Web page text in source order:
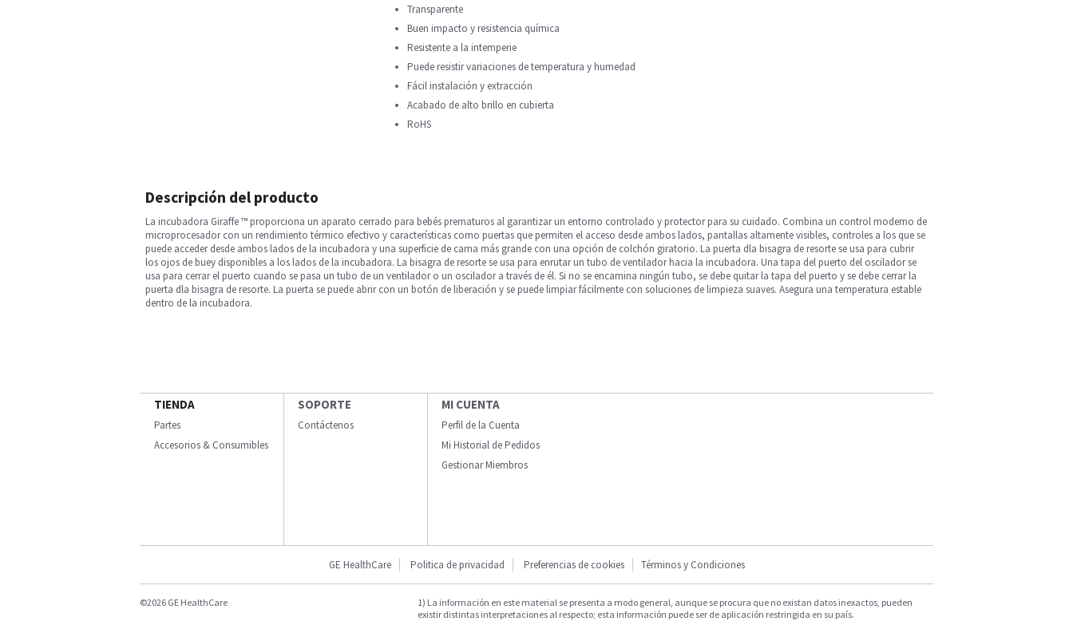
Transparente
Buen impacto y resistencia química
Resistente a la intemperie
Puede resistir variaciones de temperatura y humedad
Fácil instalación y extracción
Acabado de alto brillo en cubierta
RoHS
Descripción del producto
La incubadora Giraffe ™ proporciona un aparato cerrado para bebés prematuros al garantizar un entorno controlado y protector para su cuidado. Combina un control moderno de
microprocesador con un rendimiento térmico efectivo y características como puertas que permiten el acceso desde ambos lados, pantallas altamente visibles, controles a los que se
puede acceder desde ambos lados de la incubadora y una superficie de cama más grande con una opción de colchón giratorio. La puerta dla bisagra de resorte se usa para cubrir
los ojos de buey disponibles a los lados de la incubadora. La bisagra de resorte se usa para enrutar un tubo de ventilador hacia la incubadora. Una tapa del puerto del oscilador se
usa para cerrar el puerto cuando se pasa un tubo de un ventilador o un oscilador a través de él. Si no se encamina ningún tubo, se debe quitar la tapa del puerto y se debe cerrar la
puerta dla bisagra de resorte. La puerta se puede abrir con un botón de liberación y se puede limpiar fácilmente con soluciones de limpieza suaves. Asegura una temperatura estable
dentro de la incubadora.
TIENDA
Partes
Accesorios & Consumibles
SOPORTE
Contáctenos
MI CUENTA
Perfil de la Cuenta
Mi Historial de Pedidos
Gestionar Miembros
GE HealthCare Politica de privacidad Preferencias de cookies Términos y Condiciones
©2026 GE HealthCare
1) La información en este material se presenta a modo general, aunque se procura que no existan datos inexactos, pueden
existir distintas interpretaciones al respecto; esta información puede ser de aplicación restringida en su país.